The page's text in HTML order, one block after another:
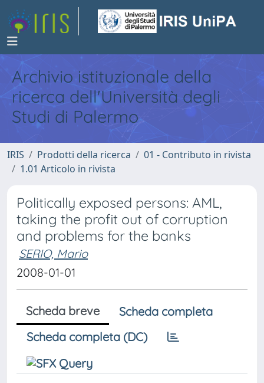
Archivio istituzionale della
ricerca dell'Università degli
Studi di Palermo
IRIS Prodotti della ricerca
01 - Contributo in rivista
1.01 Articolo in rivista
Politically exposed persons: AML,
taking the profit out of corruption
and problems for the banks
SERIO, Mario
2008-01-01
Scheda breve
Scheda completa
Scheda completa (DC)